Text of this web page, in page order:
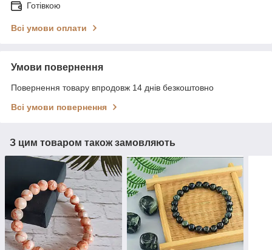
Готівкою
Всі умови оплати
Умови повернення
Повернення товару впродовж 14 днів безкоштовно
Всі умови повернення
З цим товаром також замовляють